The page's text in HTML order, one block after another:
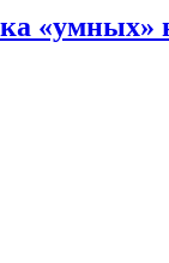
«умных»